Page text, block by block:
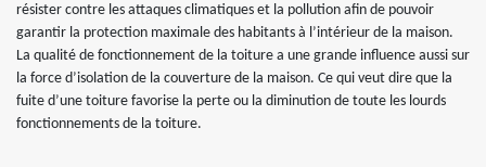
résister contre les attaques climatiques et la pollution afin de pouvoir
garantir la protection maximale des habitants à l’intérieur de la maison.
La qualité de fonctionnement de la toiture a une grande influence aussi sur
la force d’isolation de la couverture de la maison. Ce qui veut dire que la
fuite d’une toiture favorise la perte ou la diminution de toute les lourds
fonctionnements de la toiture.